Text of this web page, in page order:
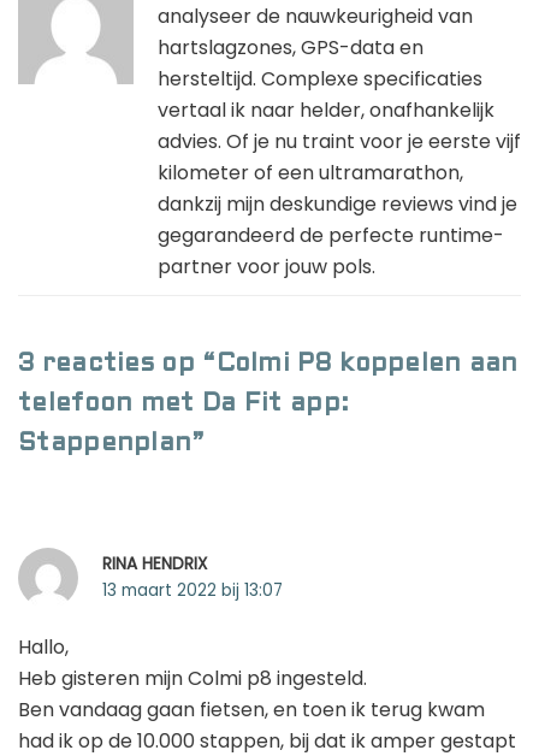
analyseer de nauwkeurigheid van
hartslagzones, GPS-data en
hersteltijd. Complexe specificaties
vertaal ik naar helder, onafhankelijk
advies. Of je nu traint voor je eerste vijf
kilometer of een ultramarathon,
dankzij mijn deskundige reviews vind je
gegarandeerd de perfecte runtime-
partner voor jouw pols.
3 reacties op “Colmi P8 koppelen aan
telefoon met Da Fit app:
Stappenplan”
RINA HENDRIX
13 maart 2022 bij 13:07
Hallo,
Heb gisteren mijn Colmi p8 ingesteld.
Ben vandaag gaan fietsen, en toen ik terug kwam
had ik op de 10.000 stappen, bij dat ik amper gestapt